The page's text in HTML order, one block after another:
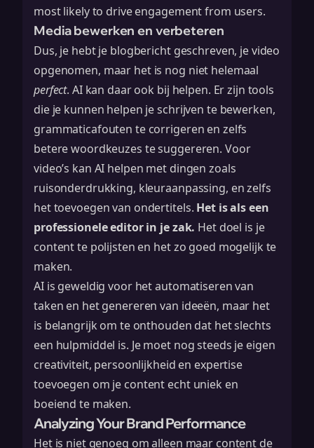
most likely to drive engagement from users.
Media bewerken en verbeteren
Dus, je hebt je blogbericht geschreven, je video
opgenomen, maar het is nog niet helemaal
perfect. AI kan daar ook bij helpen. Er zijn tools
die je kunnen helpen je schrijven te bewerken,
grammaticafouten te corrigeren en zelfs
betere woordkeuzes te suggereren. Voor
video’s kan AI helpen met dingen zoals
ruisonderdrukking, kleuraanpassing, en zelfs
het toevoegen van ondertitels. Het is als een
professionele editor in je zak. Het doel is je
content te polijsten en het zo goed mogelijk te
maken.
AI is geweldig voor het automatiseren van
taken en het genereren van ideeën, maar het
is belangrijk om te onthouden dat het slechts
een hulpmiddel is. Je moet nog steeds je eigen
creativiteit, persoonlijkheid en expertise
toevoegen om je content echt uniek en
boeiend te maken.
Analyzing Your Brand Performance
Het is niet genoeg om alleen maar content de